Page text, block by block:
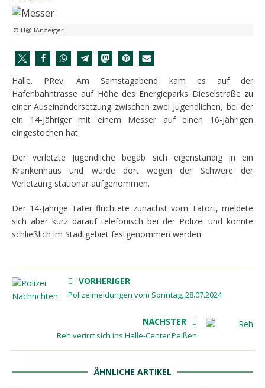
© H@llAnzeiger
Halle. PRev. Am Samstagabend kam es auf der
Hafenbahntrasse auf Höhe des Energieparks Dieselstraße zu
einer Auseinandersetzung zwischen zwei Jugendlichen, bei der
ein 14-Jähriger mit einem Messer auf einen 16-Jährigen
eingestochen hat.
Der verletzte Jugendliche begab sich eigenständig in ein
Krankenhaus und wurde dort wegen der Schwere der
Verletzung stationär aufgenommen.
Der 14-Jährige Täter flüchtete zunächst vom Tatort, meldete
sich aber kurz darauf telefonisch bei der Polizei und konnte
schließlich im Stadtgebiet festgenommen werden.
VORHERIGER
Polizeimeldungen vom Sonntag, 28.07.2024
NÄCHSTER
Reh verirrt sich ins Halle-Center Peißen
ÄHNLICHE ARTIKEL